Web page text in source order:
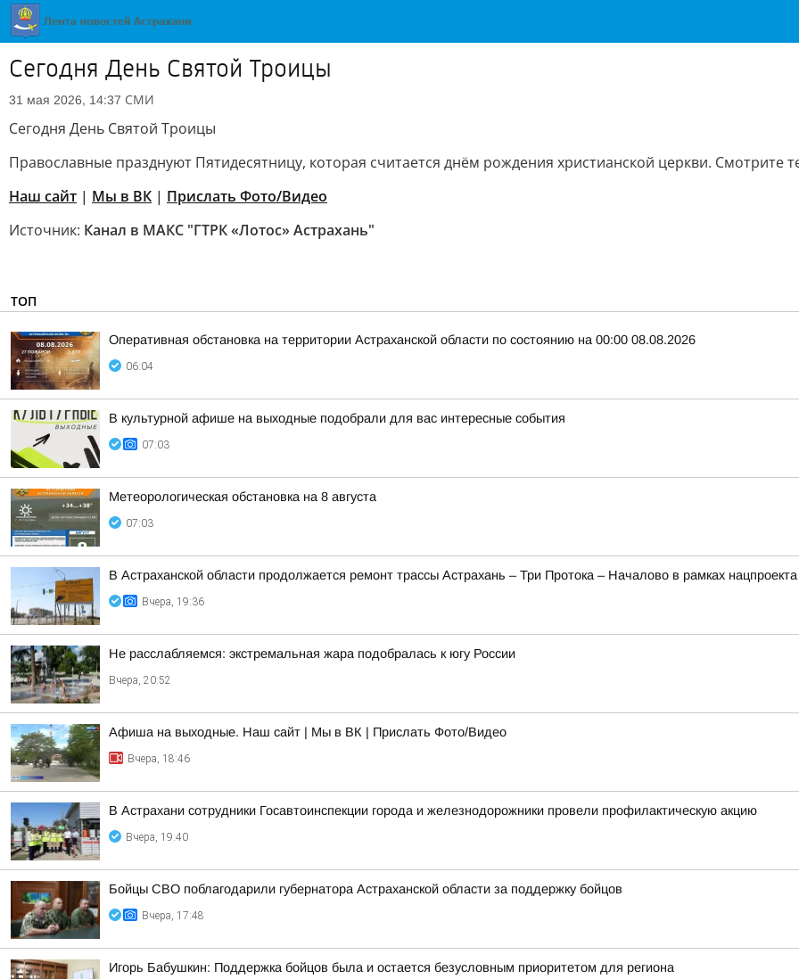
Сегодня День Святой Троицы
31 мая 2026, 14:37 СМИ
Сегодня День Святой Троицы
Православные празднуют Пятидесятницу, которая считается днём рождения христианской церкви. Смотрите
Наш сайт | Мы в ВК | Прислать Фото/Видео
Источник: Канал в МАКС "ГТРК «Лотос» Астрахань"
ТОП
Оперативная обстановка на территории Астраханской области по состоянию на 00:00 08.08.2026
06:04
В культурной афише на выходные подобрали для вас интересные события
07:03
Метеорологическая обстановка на 8 августа
07:03
В Астраханской области продолжается ремонт трассы Астрахань – Три Протока – Началово в рамках
Вчера, 19:36
Не расслабляемся: экстремальная жара подобралась к югу России
Вчера, 20:52
Афиша на выходные. Наш сайт | Мы в ВК | Прислать Фото/Видео
Вчера, 18:46
В Астрахани сотрудники Госавтоинспекции города и железнодорожники провели профилактическую акцию
Вчера, 19:40
Бойцы СВО поблагодарили губернатора Астраханской области за поддержку бойцов
Вчера, 17:48
Игорь Бабушкин: Поддержка бойцов была и остается безусловным приоритетом для региона